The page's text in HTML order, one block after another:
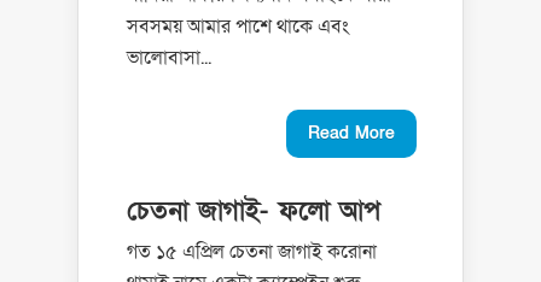
সবসময় আমার পাশে থাকে এবং
ভালোবাসা...
Read More
চেতনা জাগাই- ফলো আপ
গত ১৫ এপ্রিল চেতনা জাগাই করোনা